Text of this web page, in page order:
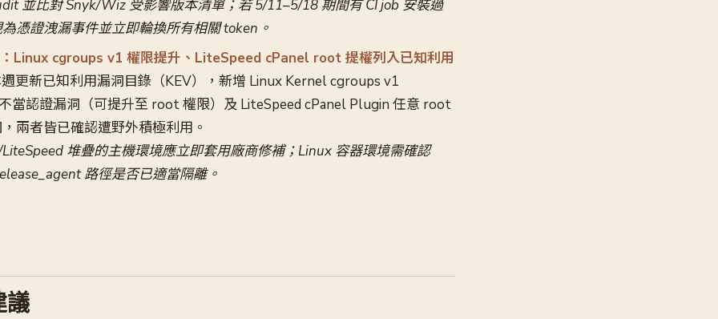
並比對 Snyk/Wiz 受影響版本清單；若 5/11–5/18 期間有 CI job 安裝過
憑證洩漏事件並立即輪換所有相關 token。
Linux cgroups v1 權限提升、LiteSpeed cPanel root 提權列入已知利用
更新已知利用漏洞目錄（KEV），新增 Linux Kernel cgroups v1
當認證漏洞（可提升至 root 權限）及 LiteSpeed cPanel Plugin 任意 root
兩者皆已確認遭野外積極利用。
堆疊的主機環境應立即套用廠商修補；Linux 容器環境需確認
路徑是否已適當隔離。
議